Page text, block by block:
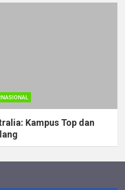
Kampus Top dan